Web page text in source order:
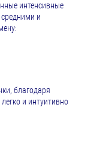
интенсивные
и
благодаря
и интуитивно